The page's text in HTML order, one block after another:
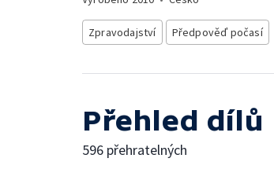
Zpravodajství Předpověď počasí
Přehled dílů
596 přehratelných